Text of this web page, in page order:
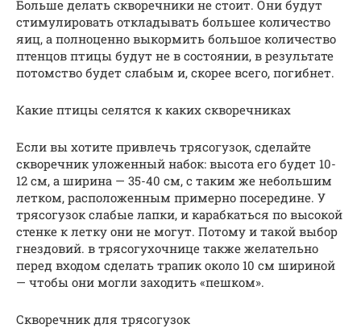
Больше делать скворечники не стоит. Они будут
стимулировать откладывать большее количество
яиц, а полноценно выкормить большое количество
птенцов птицы будут не в состоянии, в результате
потомство будет слабым и, скорее всего, погибнет.
Какие птицы селятся к каких скворечниках
Если вы хотите привлечь трясогузок, сделайте
скворечник уложенный набок: высота его будет 10-
12 см, а ширина — 35-40 см, с таким же небольшим
летком, расположенным примерно посередине. У
трясогузок слабые лапки, и карабкаться по высокой
стенке к летку они не могут. Потому и такой выбор
гнездовий. в трясогухочнице также желательно
перед входом сделать трапик около 10 см шириной
— чтобы они могли заходить «пешком».
Скворечник для трясогузок